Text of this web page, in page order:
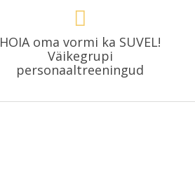
HOIA oma vormi ka SUVEL!
Väikegrupi
personaaltreeningud